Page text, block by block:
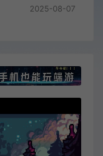
2025-08-07